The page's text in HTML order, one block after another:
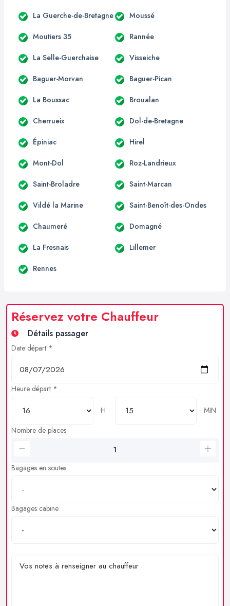
La Guerche-de-Bretagne Moussé
Moutiers 35 Rannée
La Selle-Guerchaise Visseiche
Baguer-Morvan Baguer-Pican
La Boussac Broualan
Cherrueix Dol-de-Bretagne
Épiniac Hirel
Mont-Dol Roz-Landrieux
Saint-Broladre Saint-Marcan
Vildé la Marine Saint-Benoît-des-Ondes
Chaumeré Domagné
La Fresnais Lillemer
Rennes
Réservez votre Chauffeur
Détails passager
Date départ *
Heure départ *
H
MIN
Nombre de places
Bagages en soutes
Bagages cabine